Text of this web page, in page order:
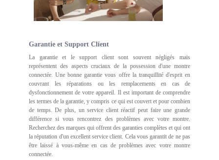
Garantie et Support Client
La garantie et le support client sont souvent négligés mais
représentent des aspects cruciaux de la possession d'une montre
connectée. Une bonne garantie vous offre la tranquillité d'esprit en
couvrant les réparations ou les remplacements en cas de
dysfonctionnement de votre appareil. Il est important de comprendre
les termes de la garantie, y compris ce qui est couvert et pour combien
de temps. De plus, un service client réactif peut faire une grande
différence si vous rencontrez des problèmes avec votre montre.
Recherchez des marques qui offrent des garanties complètes et qui ont
la réputation d'un excellent service client. Cela vous garantit de ne pas
être laissé à vous-même en cas de problèmes avec votre montre
connectée.